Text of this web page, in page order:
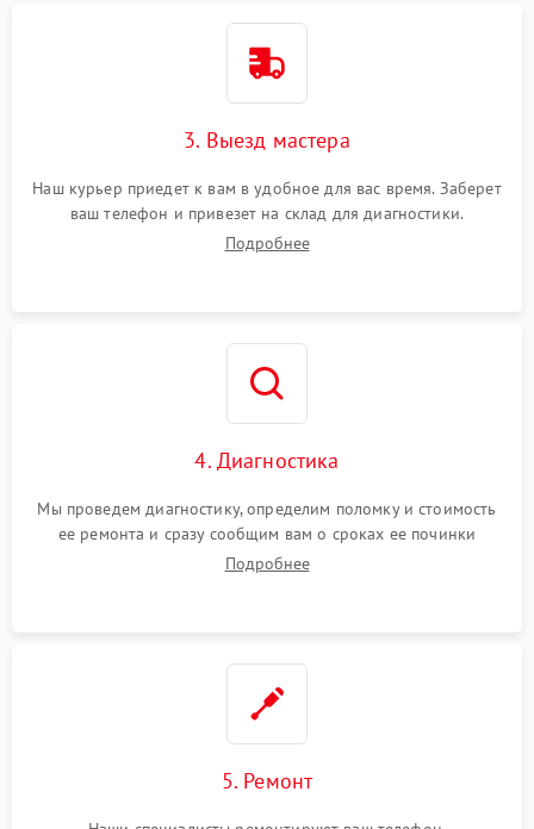
3. Выезд мастера
Наш курьер приедет к вам в удобное для вас время. Заберет
ваш телефон и привезет на склад для диагностики.
Подробнее
4. Диагностика
Мы проведем диагностику, определим поломку и стоимость
ее ремонта и сразу сообщим вам о сроках ее починки
Подробнее
5. Ремонт